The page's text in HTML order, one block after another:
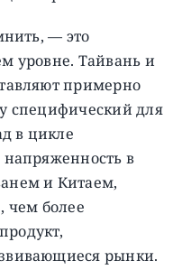
— это
уровне. Тайвань и
примерно
специфический для
в цикле
в
и Китаем,
чем более
рынки.